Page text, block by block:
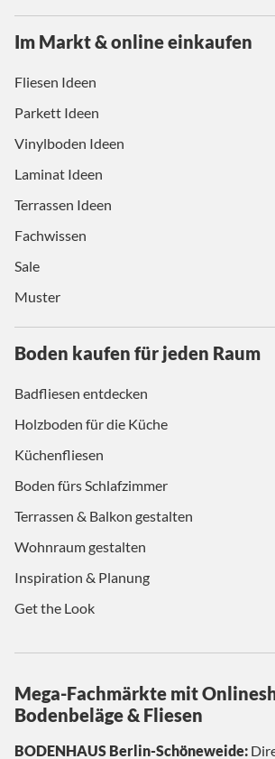
Im Markt & online einkaufen
Fliesen Ideen
Parkett Ideen
Vinylboden Ideen
Laminat Ideen
Terrassen Ideen
Fachwissen
Sale
Muster
Boden kaufen für jeden Raum
Badfliesen entdecken
Holzboden für die Küche
Küchenfliesen
Boden fürs Schlafzimmer
Terrassen & Balkon gestalten
Wohnraum gestalten
Inspiration & Planung
Get the Look
Mega-Fachmärkte mit
Bodenbeläge & Fliesen
BODENHAUS Berlin-Schöneweide: